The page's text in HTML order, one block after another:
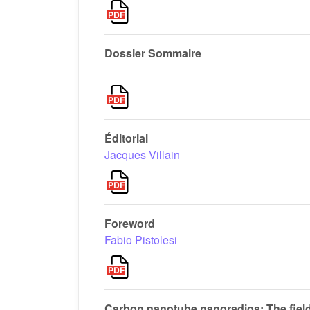
Dossier Sommaire
Éditorial
Jacques Villain
Foreword
Fabio Pistolesi